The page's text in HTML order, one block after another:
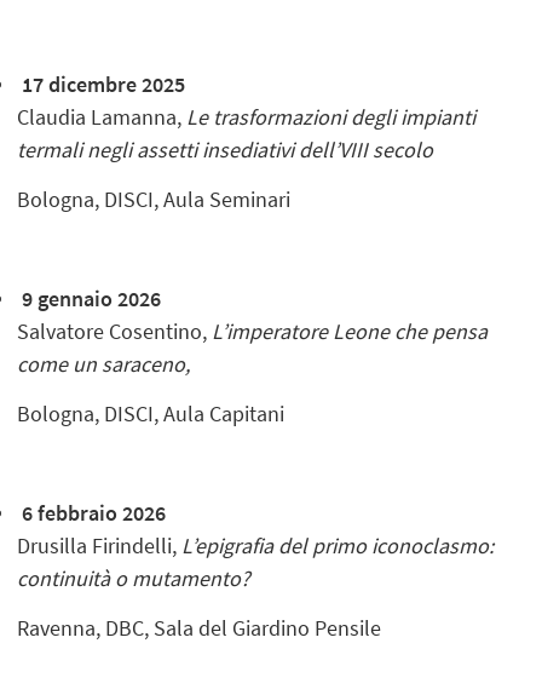
17 dicembre 2025
Claudia Lamanna, Le trasformazioni degli impianti
termali negli assetti insediativi dell’VIII secolo
Bologna, DISCI, Aula Seminari
9 gennaio 2026
Salvatore Cosentino, L’imperatore Leone che pensa
come un saraceno,
Bologna, DISCI, Aula Capitani
6 febbraio 2026
Drusilla Firindelli, L’epigrafia del primo iconoclasmo:
continuità o mutamento?
Ravenna, DBC, Sala del Giardino Pensile